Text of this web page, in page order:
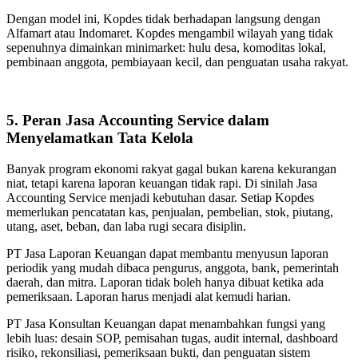
Dengan model ini, Kopdes tidak berhadapan langsung dengan
Alfamart atau Indomaret. Kopdes mengambil wilayah yang tidak
sepenuhnya dimainkan minimarket: hulu desa, komoditas lokal,
pembinaan anggota, pembiayaan kecil, dan penguatan usaha rakyat.
5. Peran Jasa Accounting Service dalam
Menyelamatkan Tata Kelola
Banyak program ekonomi rakyat gagal bukan karena kekurangan
niat, tetapi karena laporan keuangan tidak rapi. Di sinilah Jasa
Accounting Service menjadi kebutuhan dasar. Setiap Kopdes
memerlukan pencatatan kas, penjualan, pembelian, stok, piutang,
utang, aset, beban, dan laba rugi secara disiplin.
PT Jasa Laporan Keuangan dapat membantu menyusun laporan
periodik yang mudah dibaca pengurus, anggota, bank, pemerintah
daerah, dan mitra. Laporan tidak boleh hanya dibuat ketika ada
pemeriksaan. Laporan harus menjadi alat kemudi harian.
PT Jasa Konsultan Keuangan dapat menambahkan fungsi yang
lebih luas: desain SOP, pemisahan tugas, audit internal, dashboard
risiko, rekonsiliasi, pemeriksaan bukti, dan penguatan sistem